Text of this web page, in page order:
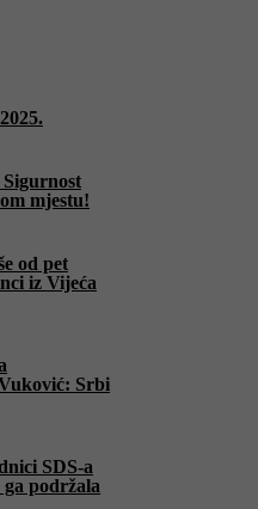
mjestu!
od pet
iz Vijeća
Srbi
SDS-a
podržala